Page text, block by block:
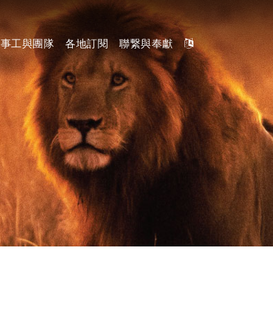
事工與團隊 各地訂閱 聯繋與奉獻